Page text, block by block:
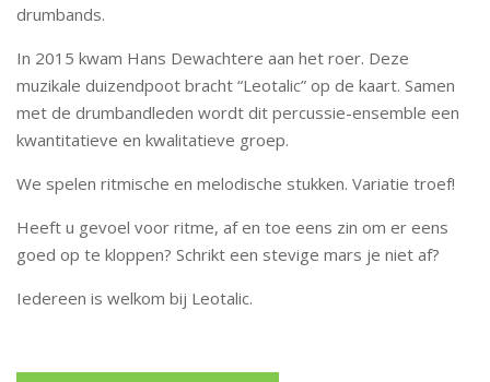
drumbands.
In 2015 kwam Hans Dewachtere aan het roer. Deze
muzikale duizendpoot bracht “Leotalic” op de kaart. Samen
met de drumbandleden wordt dit percussie-ensemble een
kwantitatieve en kwalitatieve groep.
We spelen ritmische en melodische stukken. Variatie troef!
Heeft u gevoel voor ritme, af en toe eens zin om er eens
goed op te kloppen? Schrikt een stevige mars je niet af?
Iedereen is welkom bij Leotalic.